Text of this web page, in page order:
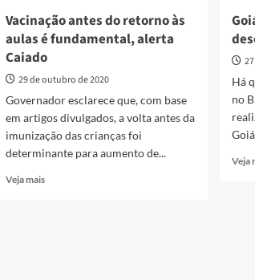
Vacinação antes do retorno às
aulas é fundamental, alerta
Caiado
29 de outubro de 2020
Governador esclarece que, com base
em artigos divulgados, a volta antes da
imunização das crianças foi
determinante para aumento de...
Veja maisRead
Há
no
Veja